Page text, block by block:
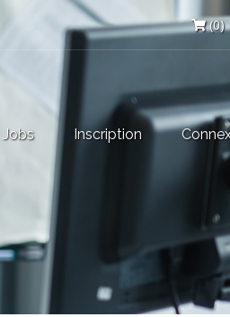
(0)
Jobs Inscription